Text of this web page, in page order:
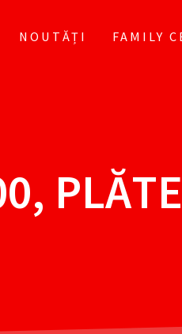
NOUTĂȚI FAMILY